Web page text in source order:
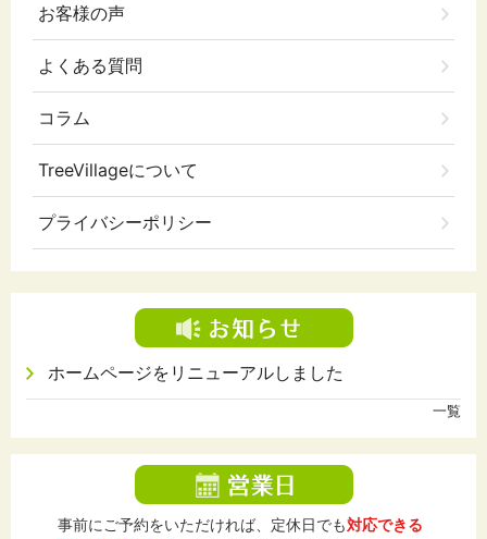
お客様の声
よくある質問
コラム
TreeVillageについて
プライバシーポリシー
ホームページをリニューアルしました
一覧
事前にご予約をいただければ、定休日でも対応できる